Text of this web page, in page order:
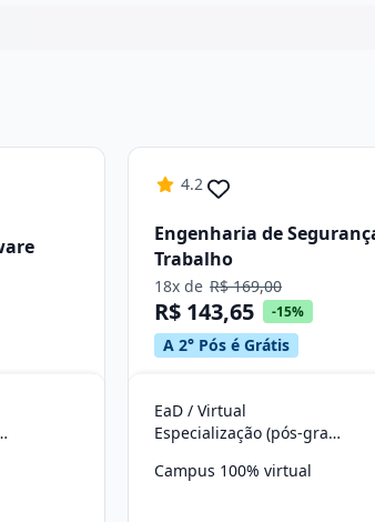
graduação)
4.2
Engenharia de
Trabalho
18x de R$ 169,00
R$ 143,65 -15%
A 2° Pós é Grátis
EaD / Virtual
Especialização (pós-graduação)
Campus 100% virtual